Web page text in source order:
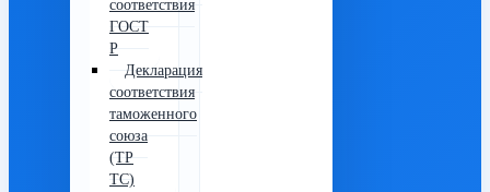
соответствия
ГОСТ
Р
Декларация
соответствия
таможенного
союза
(ТР
ТС)